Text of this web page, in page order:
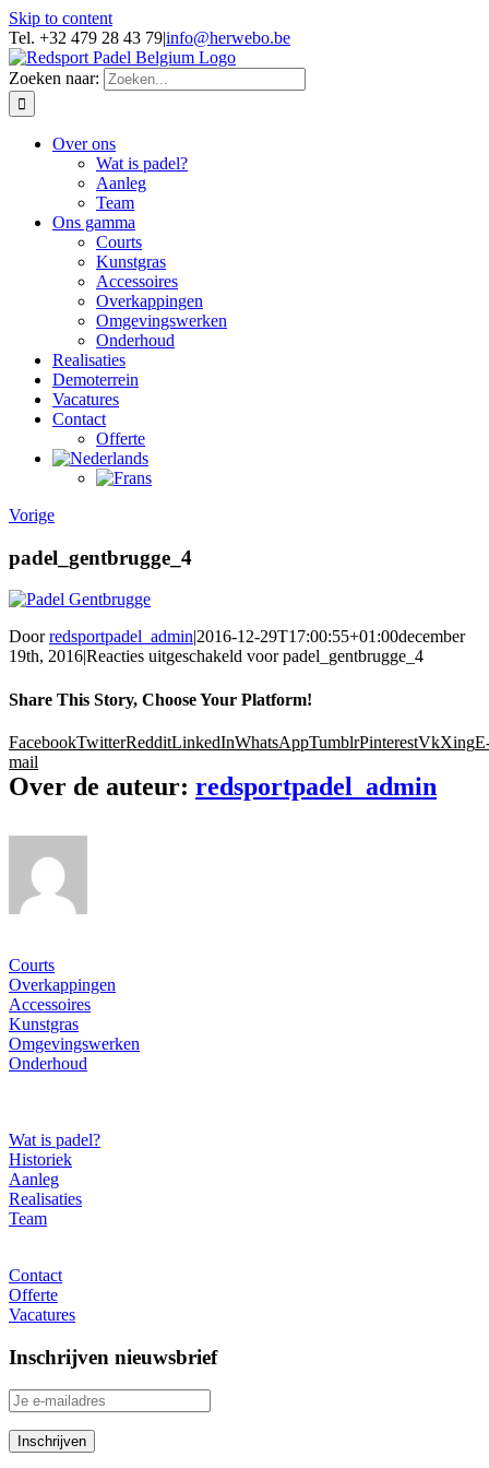
Skip to content
Tel. +32 479 28 43 79|info@herwebo.be
Zoeken naar:
Over ons
Wat is padel?
Aanleg
Team
Ons gamma
Courts
Kunstgras
Accessoires
Overkappingen
Omgevingswerken
Onderhoud
Realisaties
Demoterrein
Vacatures
Contact
Offerte
Vorige
padel_gentbrugge_4
Doorredsportpadel_admin|2016-12-29T17:00:55+01:00december
19th, 2016|Reacties uitgeschakeld voor padel_gentbrugge_4
Share This Story, Choose Your Platform!
FacebookTwitterRedditLinkedInWhatsAppTumblrPinterestVkXing
mail
Over de auteur: redsportpadel_admin
Courts
Overkappingen
Accessoires
Kunstgras
Omgevingswerken
Onderhoud
Wat is padel?
Historiek
Aanleg
Realisaties
Team
Contact
Offerte
Vacatures
Inschrijven nieuwsbrief